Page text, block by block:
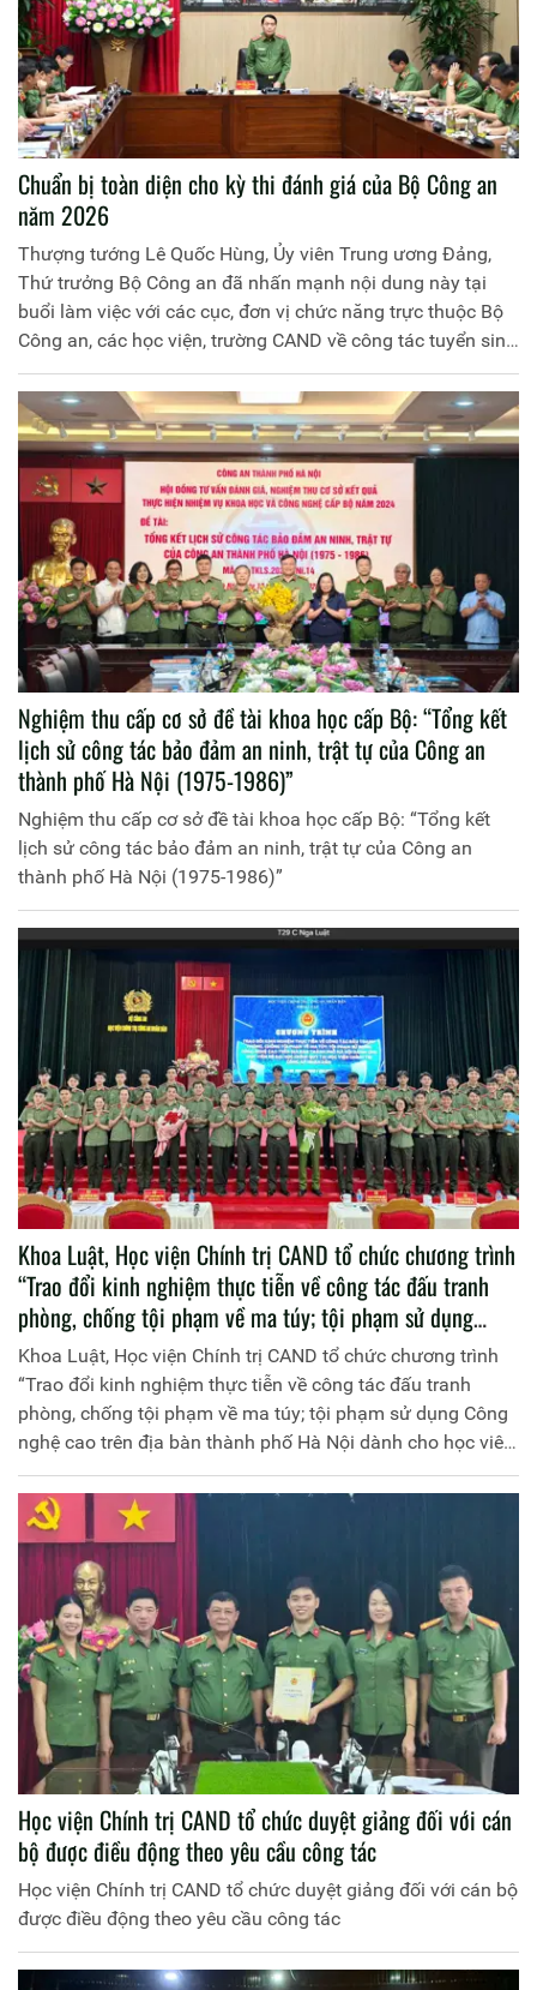
Chuẩn bị toàn diện cho kỳ thi đánh giá của Bộ Công an
năm 2026
Thượng tướng Lê Quốc Hùng, Ủy viên Trung ương Đảng,
Thứ trưởng Bộ Công an đã nhấn mạnh nội dung này tại
buổi làm việc với các cục, đơn vị chức năng trực thuộc Bộ
Công an, các học viện, trường CAND về công tác tuyển sinh
CAND năm 2026.
Nghiệm thu cấp cơ sở đề tài khoa học cấp Bộ: “Tổng kết
lịch sử công tác bảo đảm an ninh, trật tự của Công an
thành phố Hà Nội (1975-1986)”
Nghiệm thu cấp cơ sở đề tài khoa học cấp Bộ: “Tổng kết
lịch sử công tác bảo đảm an ninh, trật tự của Công an
thành phố Hà Nội (1975-1986)”
Khoa Luật, Học viện Chính trị CAND tổ chức chương trình
“Trao đổi kinh nghiệm thực tiễn về công tác đấu tranh
phòng, chống tội phạm về ma túy; tội phạm sử dụng
Công nghệ cao trên địa bàn thành phố Hà Nội dành cho
học viên hệ đại học chính quy tại Học viện Chính trị Công
an nhân dân”
Khoa Luật, Học viện Chính trị CAND tổ chức chương trình
“Trao đổi kinh nghiệm thực tiễn về công tác đấu tranh
phòng, chống tội phạm về ma túy; tội phạm sử dụng Công
nghệ cao trên địa bàn thành phố Hà Nội dành cho học viên
hệ đại học chính quy tại Học viện Chính trị Công an nhân
dân”
Học viện Chính trị CAND tổ chức duyệt giảng đối với cán
bộ được điều động theo yêu cầu công tác
Học viện Chính trị CAND tổ chức duyệt giảng đối với cán bộ
được điều động theo yêu cầu công tác